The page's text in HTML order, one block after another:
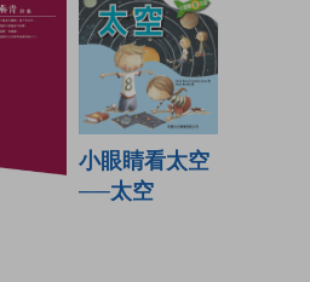
小眼睛看太空
──太空